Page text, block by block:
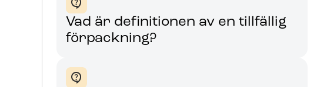
Vad är definitionen av en tillfällig
förpackning?